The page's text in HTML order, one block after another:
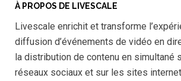
À PROPOS DE LIVESCALE
Livescale enrichit et transforme
diffusion d’événements de vidéo en
la distribution de contenu en simultané
réseaux sociaux et sur les sites